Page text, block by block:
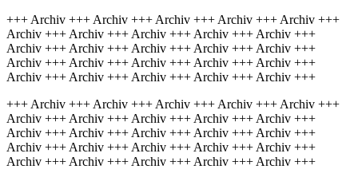
+++ Archiv +++ Archiv +++ Archiv +++ Archiv +++ Archiv +++
Archiv +++ Archiv +++ Archiv +++ Archiv +++ Archiv +++
Archiv +++ Archiv +++ Archiv +++ Archiv +++ Archiv +++
Archiv +++ Archiv +++ Archiv +++ Archiv +++ Archiv +++
Archiv +++ Archiv +++ Archiv +++ Archiv +++ Archiv +++
+++ Archiv +++ Archiv +++ Archiv +++ Archiv +++ Archiv +++
Archiv +++ Archiv +++ Archiv +++ Archiv +++ Archiv +++
Archiv +++ Archiv +++ Archiv +++ Archiv +++ Archiv +++
Archiv +++ Archiv +++ Archiv +++ Archiv +++ Archiv +++
Archiv +++ Archiv +++ Archiv +++ Archiv +++ Archiv +++